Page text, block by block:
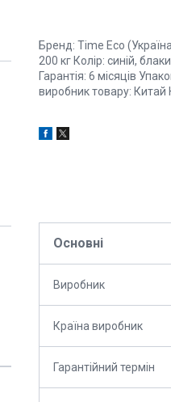
Бренд: Time Eco
200 кг Колір: синій,
Гарантія: 6 місяців
виробник товару: Китай
Основні
Виробник
Країна виробник
Гарантійний термін